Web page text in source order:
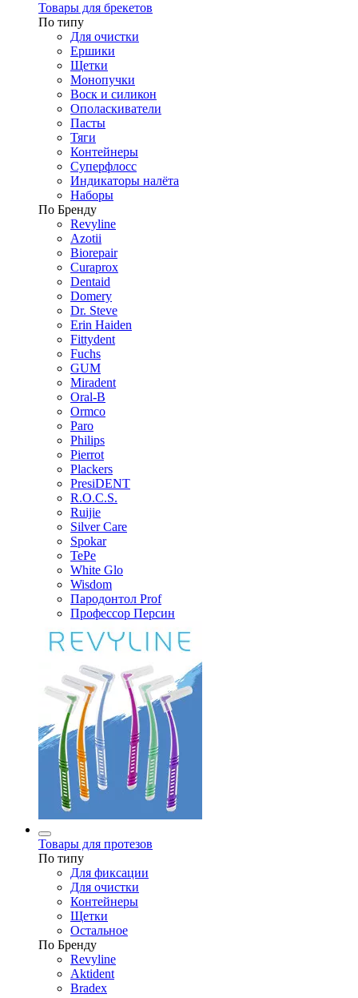
Товары для брекетов
По типу
Для очистки
Ершики
Щетки
Монопучки
Воск и силикон
Ополаскиватели
Пасты
Тяги
Контейнеры
Суперфлосс
Индикаторы налёта
Наборы
По Бренду
Revyline
Azotii
Biorepair
Curaprox
Dentaid
Domery
Dr. Steve
Erin Haiden
Fittydent
Fuchs
GUM
Miradent
Oral-B
Ormco
Paro
Philips
Pierrot
Plackers
PresiDENT
R.O.C.S.
Ruijie
Silver Care
Spokar
TePe
White Glo
Wisdom
Пародонтол Prof
Профессор Персин
Товары для протезов
По типу
Для фиксации
Для очистки
Контейнеры
Щетки
Остальное
По Бренду
Revyline
Aktident
Bradex